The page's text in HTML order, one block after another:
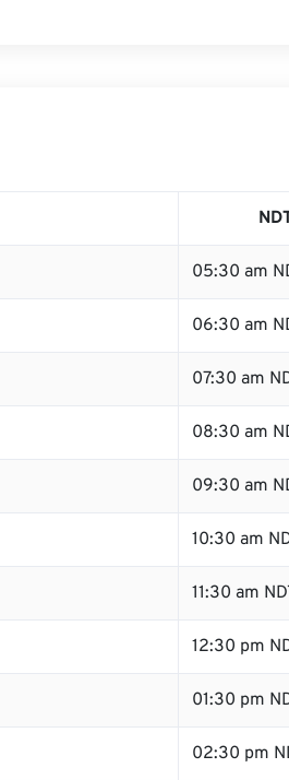
05:30 am
06:30 am
07:30 am
08:30 am
09:30 am
10:30 am
11:30 am
12:30 pm
01:30 pm
02:30 pm